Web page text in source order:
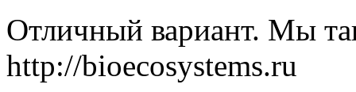
Отличный вариант. Мы
http://bioecosystems.ru